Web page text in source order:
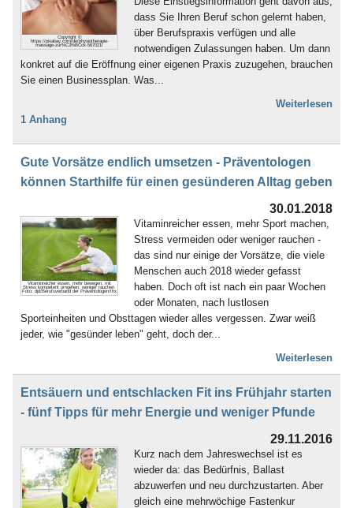
Copyright ©
https://pixabay.com/de/physiotherapie-
massage-zur%C3%BCck-567021/
dass Sie Ihren Beruf schon gelernt haben,
über Berufspraxis verfügen und alle
notwendigen Zulassungen haben. Um dann
konkret auf die Eröffnung einer eigenen Praxis zuzugehen, brauchen
Sie einen Businessplan. Was...
Weiterlesen
1 Anhang
Gute Vorsätze endlich umsetzen - Präventologen
können Starthilfe für einen gesünderen Alltag geben
30.01.2018
Vitaminreicher essen, mehr bewegen, mit
Stress kompetent umgehen, weniger rauchen.
Foto: djd/Berufsverband der Präventologen/thx
Vitaminreicher essen, mehr Sport machen,
Stress vermeiden oder weniger rauchen -
das sind nur einige der Vorsätze, die viele
Menschen auch 2018 wieder gefasst
haben. Doch oft ist nach ein paar Wochen
oder Monaten, nach lustlosen
Sporteinheiten und Obsttagen wieder alles vergessen. Zwar weiß
jeder, wie "gesünder leben" geht, doch der...
Weiterlesen
Entsäuern und entschlacken Fit ins Frühjahr starten
- fünf Tipps für mehr Energie und weniger Pfunde
29.11.2016
Kurz nach dem Jahreswechsel ist es
wieder da: das Bedürfnis, Ballast
abzuwerfen und neu durchzustarten. Aber
gleich eine mehrwöchige Fastenkur